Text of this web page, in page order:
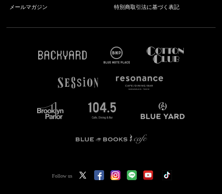
メールマガジン 特別商取引法に基づく表記
Follow us